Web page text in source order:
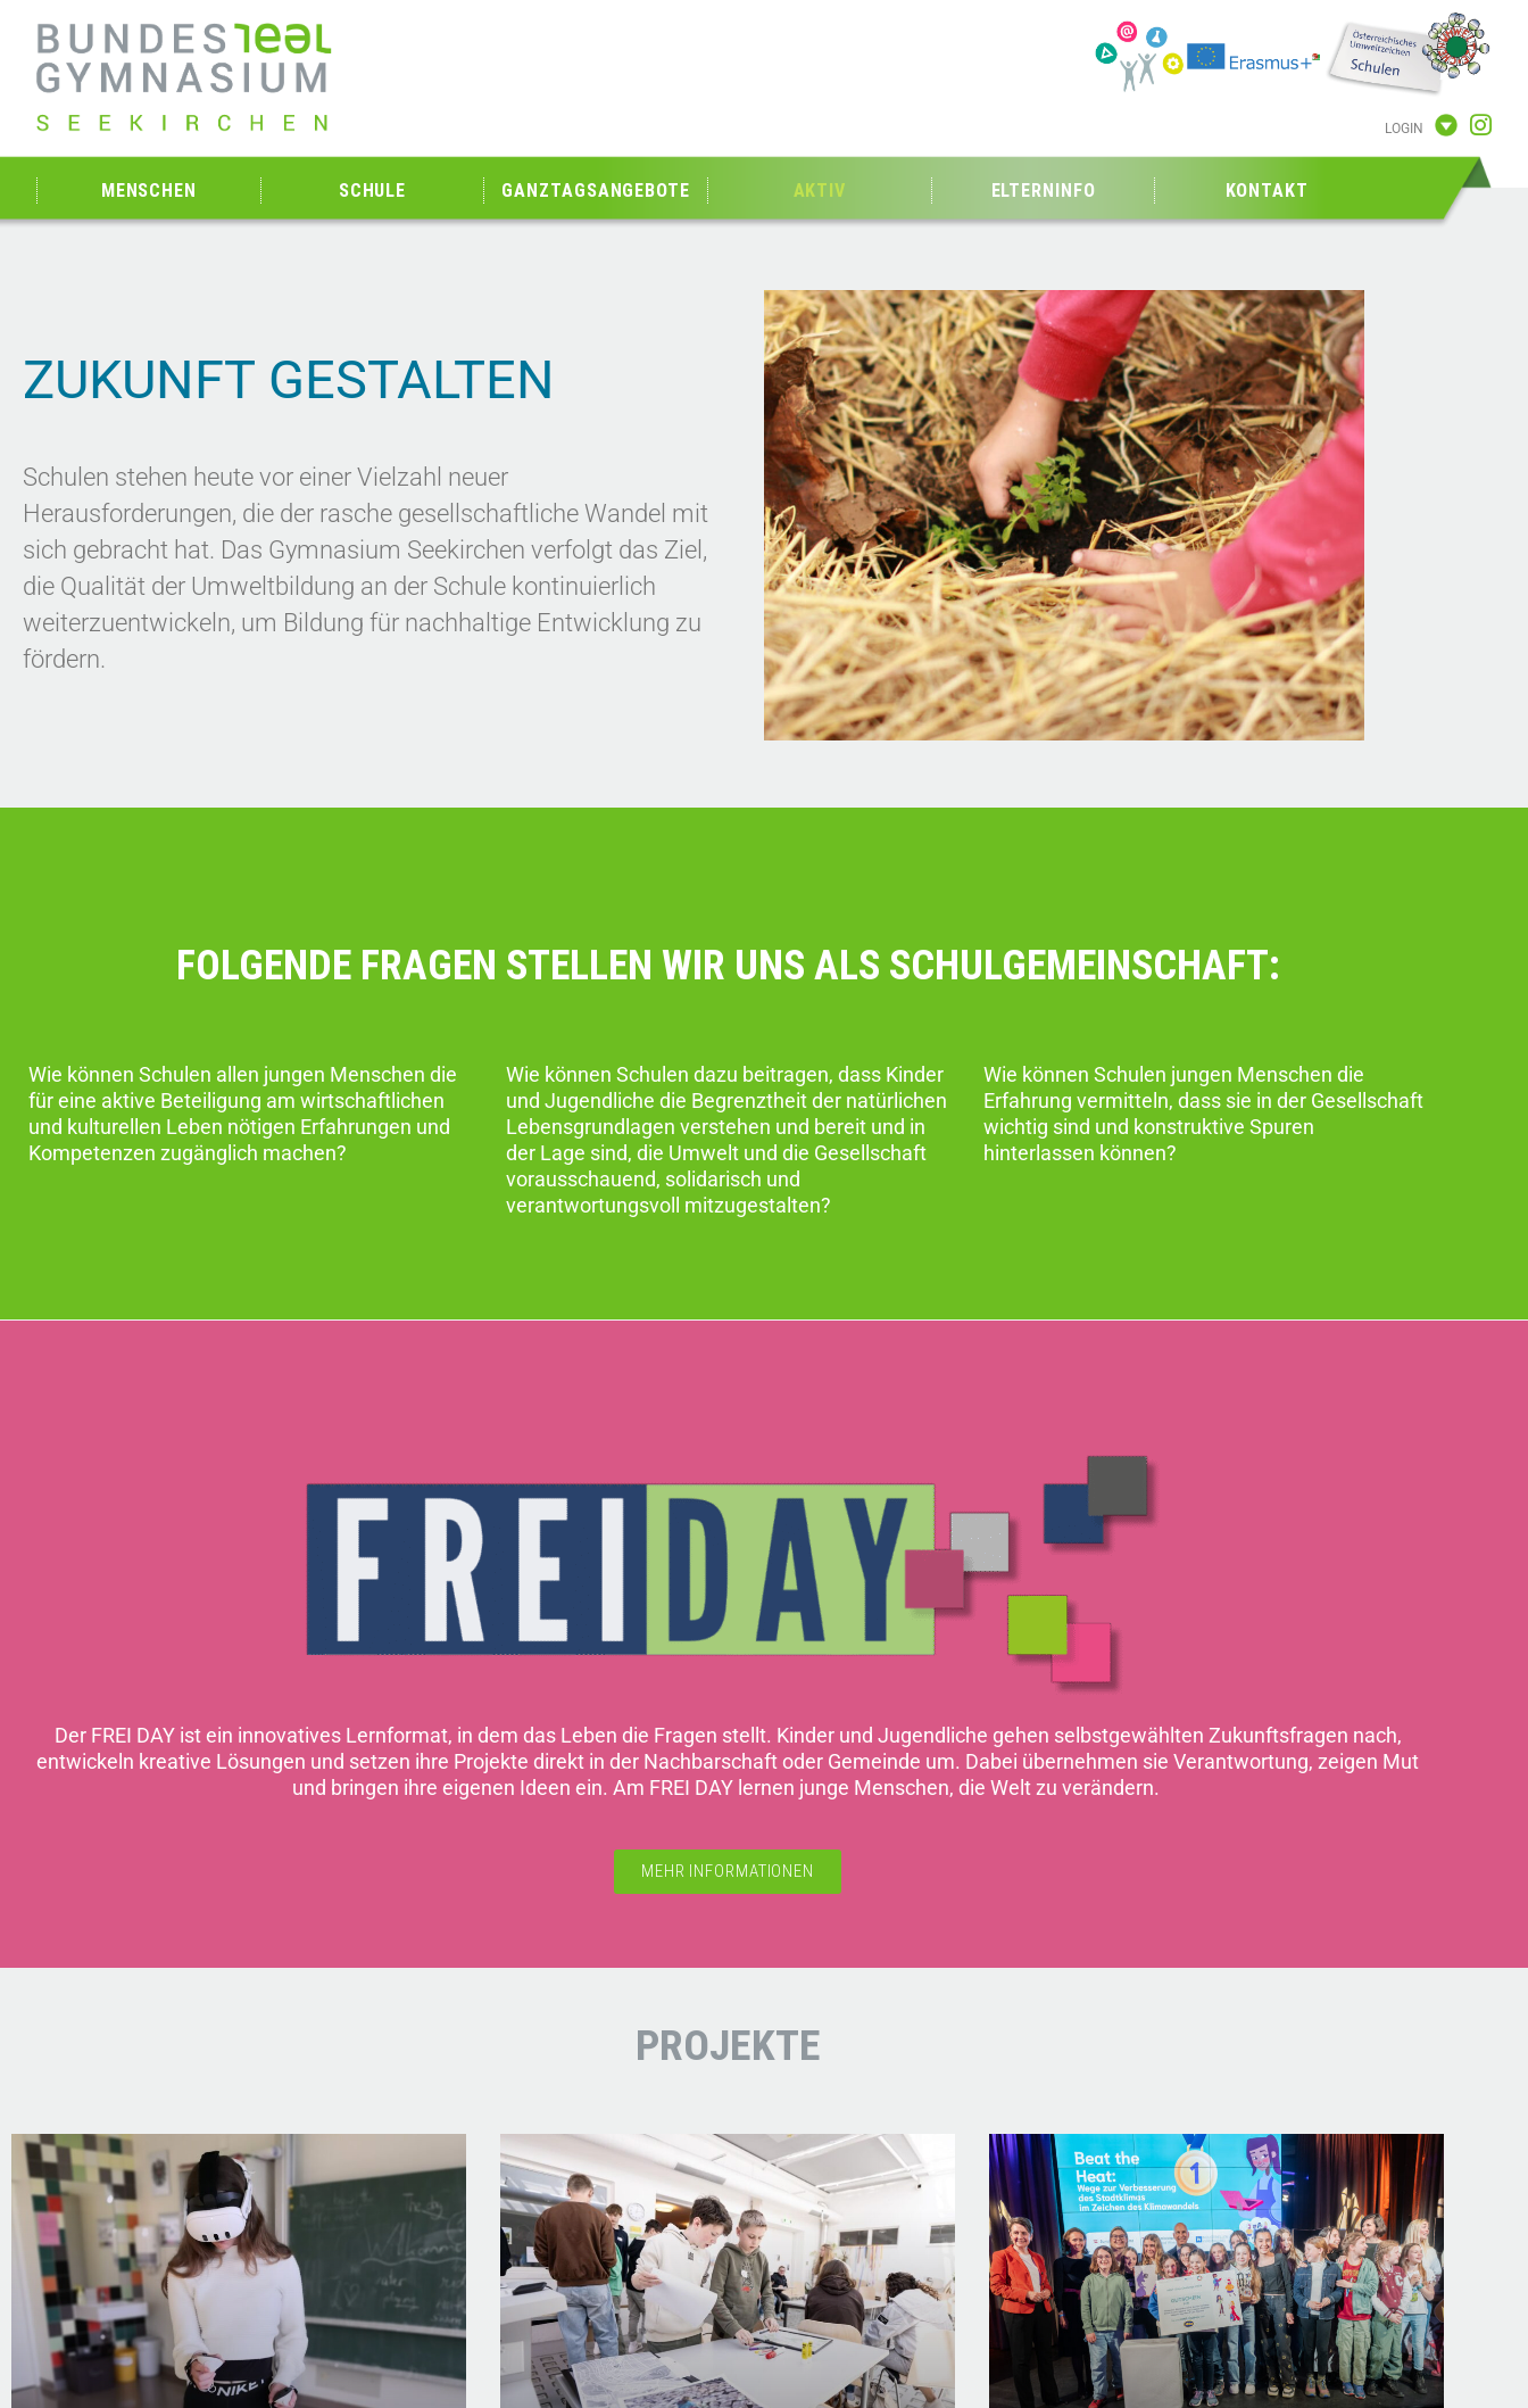
LOGIN
MENSCHEN SCHULE GANZTAGSANGEBOTE AKTIV ELTERNINFO KONTAKT
ZUKUNFT GESTALTEN
Schulen stehen heute vor einer Vielzahl neuer
Herausforderungen, die der rasche gesellschaftliche Wandel mit
sich gebracht hat. Das Gymnasium Seekirchen verfolgt das Ziel,
die Qualität der Umweltbildung an der Schule kontinuierlich
weiterzuentwickeln, um Bildung für nachhaltige Entwicklung zu
fördern.
FOLGENDE FRAGEN STELLEN WIR UNS ALS SCHULGEMEINSCHAFT:
Wie können Schulen allen jungen Menschen die
für eine aktive Beteiligung am wirtschaftlichen
und kulturellen Leben nötigen Erfahrungen und
Kompetenzen zugänglich machen?
Wie können Schulen dazu beitragen, dass Kinder
und Jugendliche die Begrenztheit der natürlichen
Lebensgrundlagen verstehen und bereit und in
der Lage sind, die Umwelt und die Gesellschaft
vorausschauend, solidarisch und
verantwortungsvoll mitzugestalten?
Wie können Schulen jungen Menschen die
Erfahrung vermitteln, dass sie in der Gesellschaft
wichtig sind und konstruktive Spuren
hinterlassen können?
Der FREI DAY ist ein innovatives Lernformat, in dem das Leben die Fragen stellt. Kinder und Jugendliche gehen selbstgewählten Zukunftsfragen nach,
entwickeln kreative Lösungen und setzen ihre Projekte direkt in der Nachbarschaft oder Gemeinde um. Dabei übernehmen sie Verantwortung, zeigen Mut
und bringen ihre eigenen Ideen ein. Am FREI DAY lernen junge Menschen, die Welt zu verändern.
MEHR INFORMATIONEN
PROJEKTE